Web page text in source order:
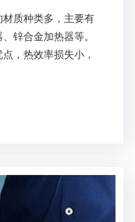
质种类多，主要有
锌合金加热器等。
，热效率损失小，